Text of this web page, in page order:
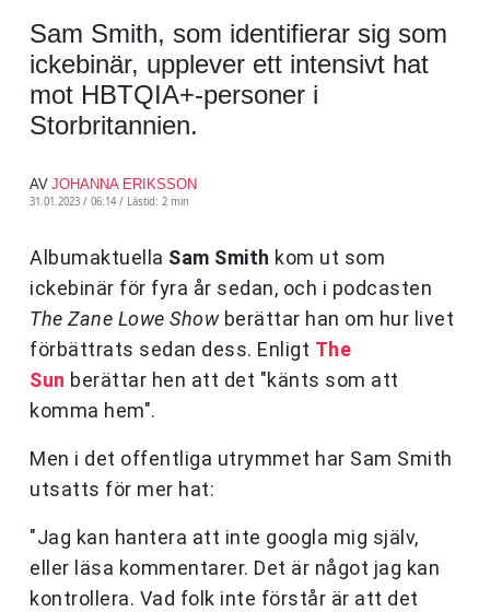
Sam Smith, som identifierar sig som
ickebinär, upplever ett intensivt hat
mot HBTQIA+-personer i
Storbritannien.
AV JOHANNA ERIKSSON
31.01.2023 / 06:14 / Lästid: 2 min
Albumaktuella Sam Smith kom ut som
ickebinär för fyra år sedan, och i podcasten
The Zane Lowe Showberättar han om hur livet
förbättrats sedan dess. Enligt The
Sun berättar hen att det "känts som att
komma hem".
Men i det offentliga utrymmet har Sam Smith
utsatts för mer hat:
"Jag kan hantera att inte googla mig själv,
eller läsa kommentarer. Det är något jag kan
kontrollera. Vad folk inte förstår är att det